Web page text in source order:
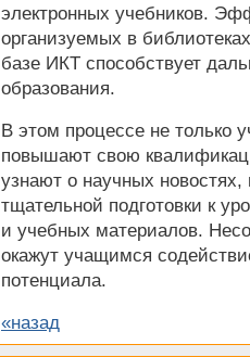
электронных учебников.
организуемых в
базе ИКТ способствует
образования.
В этом процессе не только
повышают свою
узнают о научных
тщательной подготовки к
и учебных материалов.
окажут учащимся
потенциала.
«назад